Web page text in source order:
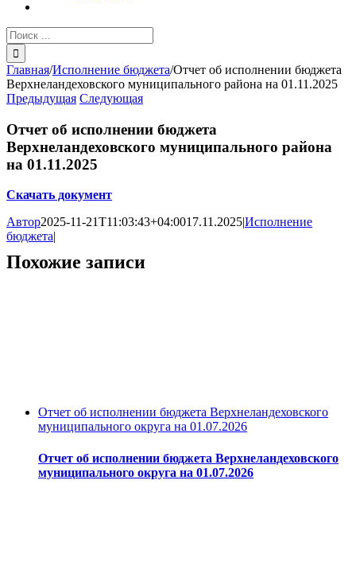
Результат
поиска:
Главная/Исполнение бюджета/Отчет об исполнении бюджета
Верхнеландеховского муниципального района на 01.11.2025
Предыдущая Следующая
Отчет об исполнении бюджета
Верхнеландеховского муниципального района
на 01.11.2025
Скачать документ
Автор2025-11-21T11:03:43+04:0017.11.2025|Исполнение
бюджета|
Похожие записи
Отчет об исполнении бюджета Верхнеландеховского
муниципального округа на 01.07.2026
Отчет об исполнении бюджета Верхнеландеховского
муниципального округа на 01.07.2026